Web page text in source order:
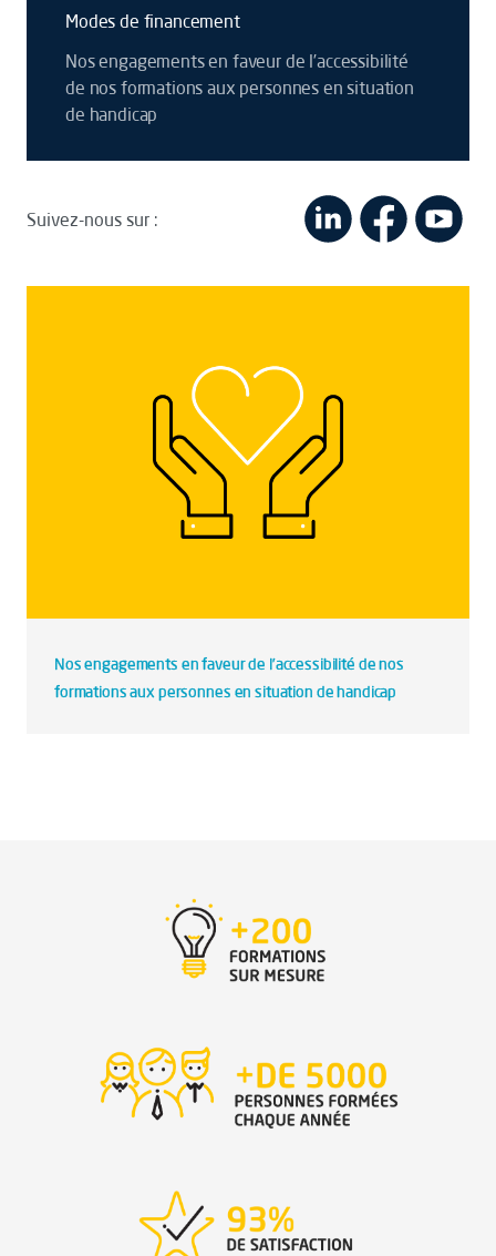
Modes de financement
Nos engagements en faveur de l’accessibilité
de nos formations aux personnes en situation
de handicap
Suivez-nous sur :
Nos engagements en faveur de l’accessibilité de nos
formations aux personnes en situation de handicap